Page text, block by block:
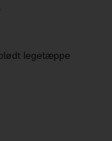
legetæppe